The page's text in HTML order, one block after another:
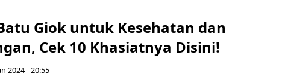
Giok untuk Kesehatan dan
Cek 10 Khasiatnya Disini!
2024 - 20:55